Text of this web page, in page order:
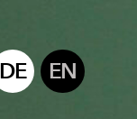
DE EN